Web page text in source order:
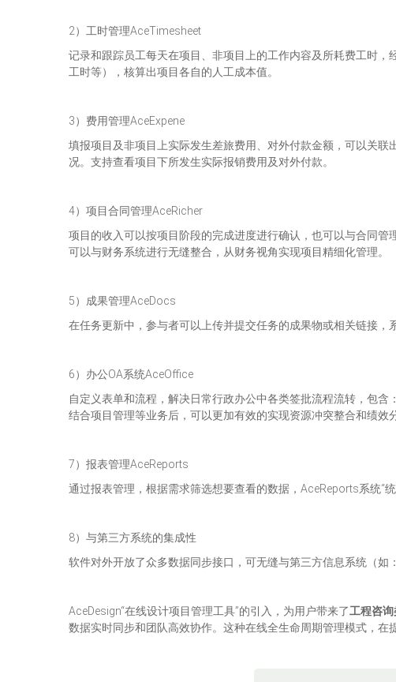
2）工时管理AceTimesheet
记录和跟踪员工每天在项目、非项目上的工作内容及所耗费工时
工时等），核算出项目各自的人工成本值。
3）费用管理AceExpene
填报项目及非项目上实际发生差旅费用、对外付款金额，可以关
况。支持查看项目下所发生实际报销费用及对外付款。
4）项目合同管理AceRicher
项目的收入可以按项目阶段的完成进度进行确认，也可以与合同
可以与财务系统进行无缝整合，从财务视角实现项目精细化管理。
5）成果管理AceDocs
在任务更新中，参与者可以上传并提交任务的成果物或相关链接，
6）办公OA系统AceOffice
自定义表单和流程，解决日常行政办公中各类签批流程流转，包
结合项目管理等业务后，可以更加有效的实现资源冲突整合和绩效
7）报表管理AceReports
通过报表管理，根据需求筛选想要查看的数据，AceReports系统“
8）与第三方系统的集成性
软件对外开放了众多数据同步接口，可无缝与第三方信息系统（如
AceDesign“在线设计项目管理工具”的引入，为用户带来了工程咨
数据实时同步和团队高效协作。这种在线全生命周期管理模式，